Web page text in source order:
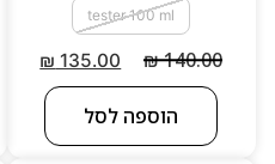
tester 100 ml
₪140.00
₪ 135.00
הוספה לסל